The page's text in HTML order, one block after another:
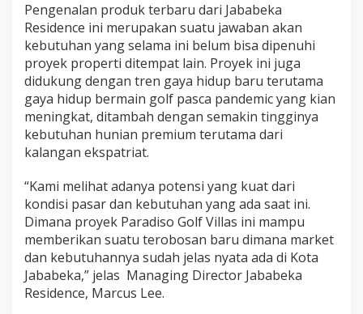
Pengenalan produk terbaru dari Jababeka
Residence ini merupakan suatu jawaban akan
kebutuhan yang selama ini belum bisa dipenuhi
proyek properti ditempat lain. Proyek ini juga
didukung dengan tren gaya hidup baru terutama
gaya hidup bermain golf pasca pandemic yang kian
meningkat, ditambah dengan semakin tingginya
kebutuhan hunian premium terutama dari
kalangan ekspatriat.
“Kami melihat adanya potensi yang kuat dari
kondisi pasar dan kebutuhan yang ada saat ini.
Dimana proyek Paradiso Golf Villas ini mampu
memberikan suatu terobosan baru dimana market
dan kebutuhannya sudah jelas nyata ada di Kota
Jababeka,” jelas Managing Director Jababeka
Residence, Marcus Lee.